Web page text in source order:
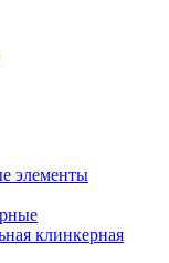
элементы
клинкерная